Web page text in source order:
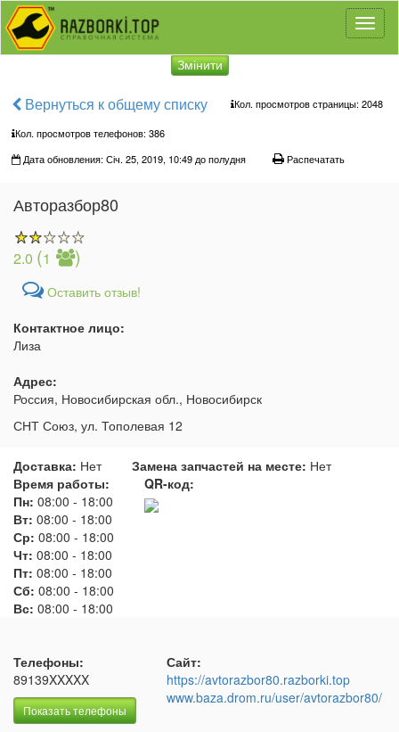
Змінити
Вернуться к общему списку Кол. просмотров страницы: 2048
Кол. просмотров телефонов: 386
Дата обновления: Січ. 25, 2019, 10:49 до полудня
Распечатать
Авторазбор80
2.0 (1 )
Оставить отзыв!
Контактное лицо:
Лиза
Адрес:
Россия, Новосибирская обл., Новосибирск
СНТ Союз, ул. Тополевая 12
Доставка: Нет Замена запчастей на месте: Нет
Время работы:
Пн: 08:00 - 18:00
Вт: 08:00 - 18:00
Ср: 08:00 - 18:00
Чт: 08:00 - 18:00
Пт: 08:00 - 18:00
Сб: 08:00 - 18:00
Вс: 08:00 - 18:00
QR-код:
Телефоны:
89139XXXXX
Показать телефоны
Сайт:
https://avtorazbor80.razborki.top
www.baza.drom.ru/user/avtorazbor80/